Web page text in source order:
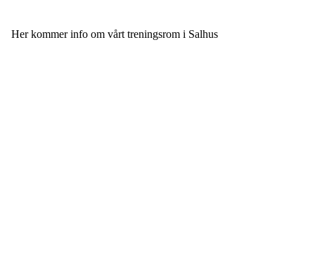
Her kommer info om vårt treningsrom i Salhus